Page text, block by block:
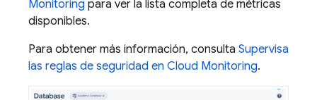
Monitoring para ver la lista completa de métricas
disponibles.
Para obtener más información, consulta Supervisa
las reglas de seguridad en Cloud Monitoring.